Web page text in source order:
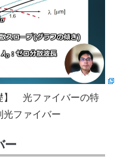
】 光ファイバーの特
ファイバー
ー